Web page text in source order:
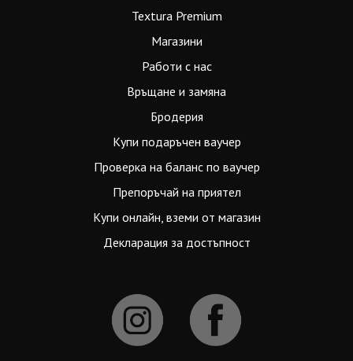
Textura Premium
Магазини
Работи с нас
Връщане и замяна
Бродерия
Купи подаръчен ваучер
Проверка на баланс по ваучер
Препоръчай на приятел
Купи онлайн, вземи от магазин
Декларация за достъпност